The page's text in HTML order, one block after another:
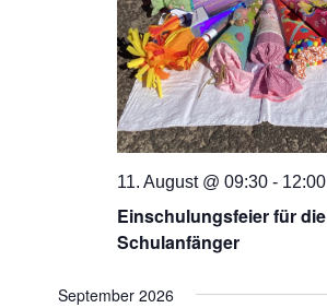
Einschulungsfeier für die
Schulanfänger
11. August @ 09:30 - 12:00
September 2026